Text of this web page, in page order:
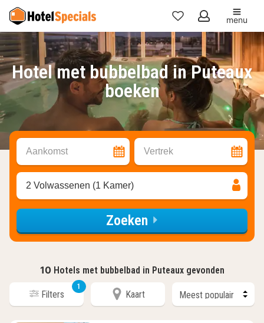
Mijn
favorieten
menu
Hotel met bubbelbad in Puteaux
boeken
Aankomst Vertrek
2 Volwassenen (1 Kamer)
Zoeken
10 Hotels met bubbelbad in Puteaux gevonden
Filters
1
Kaart